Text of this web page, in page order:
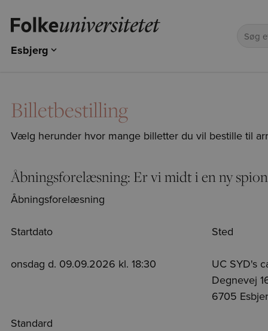
Esbjerg
Esbjerg
Billetbestilling
Vælg herunder hvor mange billetter du vil bestille til
Åbningsforelæsning: Er vi midt i en ny
Åbningsforelæsning
Startdato
onsdag d. 09.09.2026 kl. 18:30
Sted
UC SYD's
Degnevej
6705
Standard